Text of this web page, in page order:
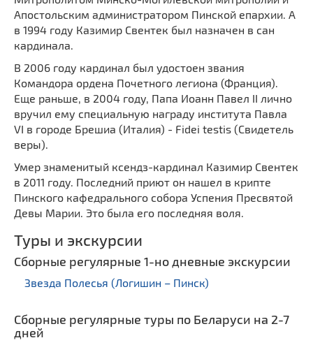
Апостольским администратором Пинской епархии. А
в 1994 году Казимир Свентек был назначен в сан
кардинала.
В 2006 году кардинал был удостоен звания
Командора ордена Почетного легиона (Франция).
Еще раньше, в 2004 году, Папа Иоанн Павел II лично
вручил ему специальную награду института Павла
VI в городе Брешиа (Италия) - Fidei testis (Свидетель
веры).
Умер знaменитый ксендз-кардинал Казимир Свентек
в 2011 году. Последний приют он нашел в крипте
Пинского кафедрального собора Успения Пресвятой
Девы Марии. Это была его последняя воля.
Туры и экскурсии
Сборные регулярные 1-но дневные экскурсии
Звезда Полесья (Логишин – Пинск)
Сборные регулярные туры по Беларуси на 2-7
дней